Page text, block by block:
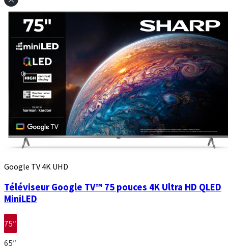
Google TV 4K UHD
Téléviseur Google TV™ 75 pouces 4K Ultra HD QLED
MiniLED
75″
65″